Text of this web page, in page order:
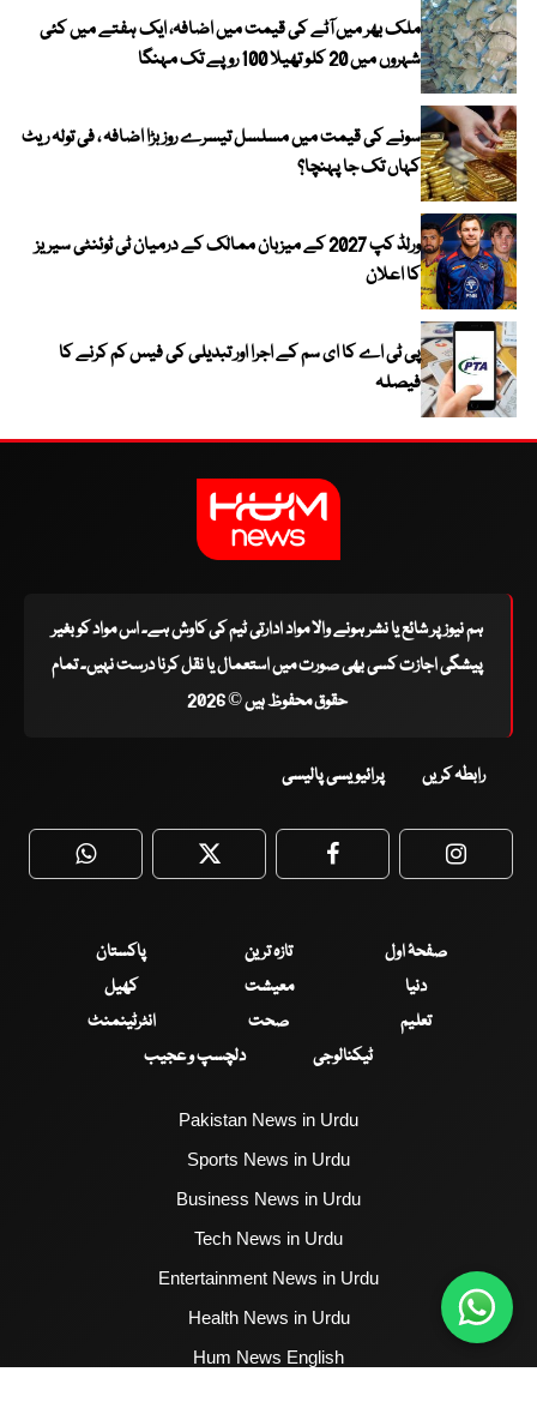
ملک بھر میں آٹے کی قیمت میں اضافہ، ایک ہفتے میں کئی
شہروں میں 20 کلو تھیلا 100 روپے تک مہنگا
سونے کی قیمت میں مسلسل تیسرے روز بڑا اضافہ ، فی تولہ ریٹ
کہاں تک جا پہنچا؟
ورلڈ کپ 2027 کے میزبان ممالک کے درمیان ٹی ٹوئنٹی سیریز
کا اعلان
پی ٹی اے کا ای سم کے اجرا اور تبدیلی کی فیس کم کرنے کا
فیصلہ
ہم نیوز پر شائع یا نشر ہونے والا مواد ادارتی ٹیم کی کاوش ہے۔ اس مواد کو بغیر
پیشگی اجازت کسی بھی صورت میں استعمال یا نقل کرنا درست نہیں۔ تمام
حقوق محفوظ ہیں © 2026
رابطہ کریں پرائیویسی پالیسی
WhatsApp Twitter Facebook
صفحۂ اول تازہ ترین
پاکستان
دنیا
معیشت
کھیل
تعلیم
صحت
انٹرٹینمنٹ
ٹیکنالوجی
دلچسپ و عجیب
Pakistan News in Urdu
Sports News in Urdu
Business News in Urdu
Tech News in Urdu
Entertainment News in Urdu
Health News in Urdu
Hum News English